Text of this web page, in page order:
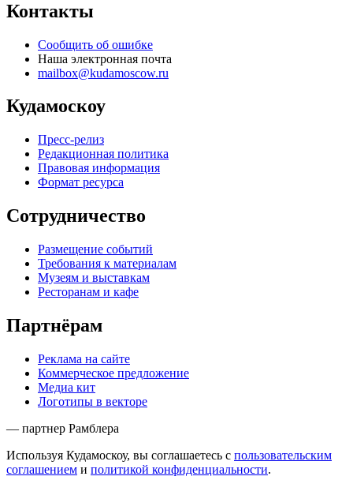
Контакты
Сообщить об ошибке
Наша электронная почта
mailbox@kudamoscow.ru
Кудамоскоу
Пресс-релиз
Редакционная политика
Правовая информация
Формат ресурса
Сотрудничество
Размещение событий
Требования к материалам
Музеям и выставкам
Ресторанам и кафе
Партнёрам
Реклама на сайте
Коммерческое предложение
Медиа кит
Логотипы в векторе
— партнер Рамблера
Используя Кудамоскоу, вы соглашаетесь с пользовательским
соглашением и политикой конфиденциальности.